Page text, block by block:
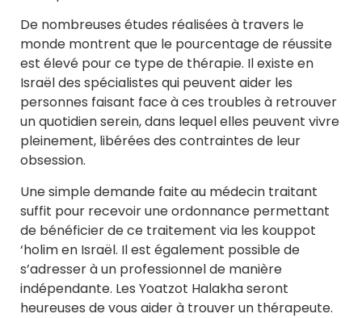
De nombreuses études réalisées à travers le
monde montrent que le pourcentage de réussite
est élevé pour ce type de thérapie. Il existe en
Israël des spécialistes qui peuvent aider les
personnes faisant face à ces troubles à retrouver
un quotidien serein, dans lequel elles peuvent vivre
pleinement, libérées des contraintes de leur
obsession.
Une simple demande faite au médecin traitant
suffit pour recevoir une ordonnance permettant
de bénéficier de ce traitement via les kouppot
‘holim en Israël. Il est également possible de
s’adresser à un professionnel de manière
indépendante. Les Yoatzot Halakha seront
heureuses de vous aider à trouver un thérapeute.